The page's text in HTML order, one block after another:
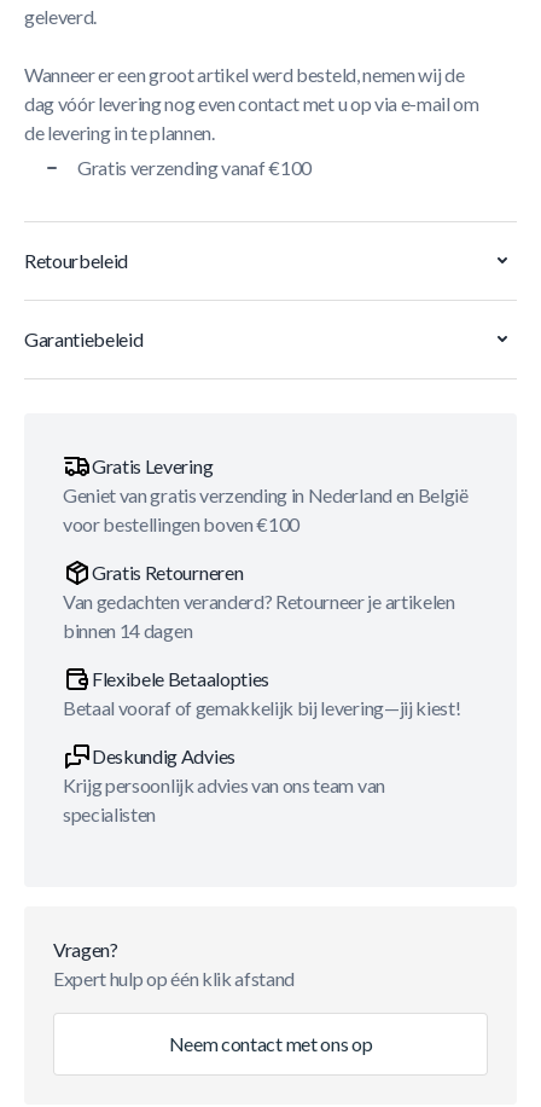
geleverd.
Wanneer er een groot artikel werd besteld, nemen wij de
dag vóór levering nog even contact met u op via e-mail om
de levering in te plannen.
Gratis verzending vanaf €100
Retourbeleid
Garantiebeleid
Gratis Levering
Geniet van gratis verzending in Nederland en België
voor bestellingen boven €100
Gratis Retourneren
Van gedachten veranderd? Retourneer je artikelen
binnen 14 dagen
Flexibele Betaalopties
Betaal vooraf of gemakkelijk bij levering—jij kiest!
Deskundig Advies
Krijg persoonlijk advies van ons team van
specialisten
Vragen?
Expert hulp op één klik afstand
Neem contact met ons op